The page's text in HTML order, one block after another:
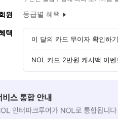
원 등급별 혜택
택
이 달의 카드 무이자 확인하
NOL 카드 2만원 캐시백 이벤